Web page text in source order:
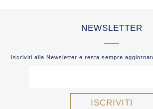
NEWSLETTER
Iscriviti alla Newsletter e resta sempre